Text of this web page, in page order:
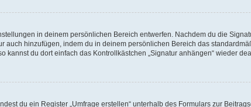
in deinem persönlichen Bereich entwerfen. Nachdem du die
auch hinzufügen, indem du in deinem persönlichen Bereich das
du dort einfach das Kontrollkästchen „Signatur anhängen“ wieder
du ein Register „Umfrage erstellen“ unterhalb des Formulars zur